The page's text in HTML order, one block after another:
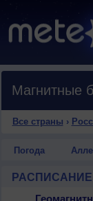
Магнитные
Все страны ›
Погода